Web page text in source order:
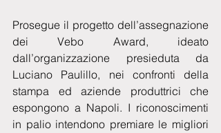
Prosegue il progetto dell’assegnazione
dei Vebo Award, ideato
dall’organizzazione presieduta da
Luciano Paulillo, nei confronti della
stampa ed aziende produttrici che
espongono a Napoli. I riconoscimenti
in palio intendono premiare le migliori